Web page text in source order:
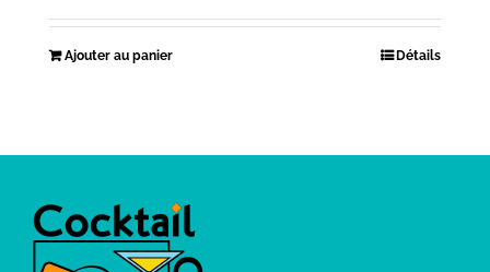
Ajouter au panier Détails